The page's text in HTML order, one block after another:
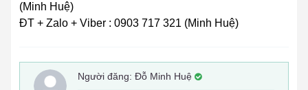
(Minh Huệ)
ĐT + Zalo + Viber : 0903 717 321 (Minh Huệ)
Người đăng: Đỗ Minh Huệ